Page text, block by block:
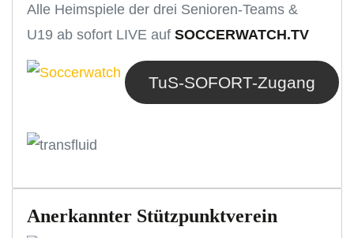
Alle Heimspiele der drei Senioren-Teams &
U19 ab sofort LIVE aufSOCCERWATCH.TV
TuS-SOFORT-Zugang
Anerkannter Stützpunktverein